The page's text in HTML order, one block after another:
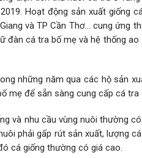
Hoạt động sản xuất giống
và TP Cần Thơ… cung ứng
đàn cá tra bố mẹ và hệ thống
những năm qua các hộ sản
mẹ để sẵn sàng cung cấp cá
và nhu cầu vùng nuôi thường
phải gấp rút sản xuất, lượng
cá giống thường có giá cao.